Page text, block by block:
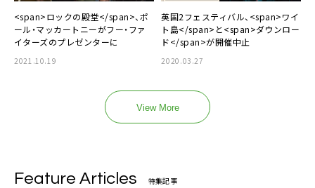
<span>ロックの殿堂</span>、ポ
ール・マッカートニーがフー・ファ
イターズのプレゼンターに
2021.10.19
英国2フェスティバル、<span>ワイ
ト島</span>と<span>ダウンロー
ド</span>が開催中止
2020.03.27
View More
Feature Articles 特集記事